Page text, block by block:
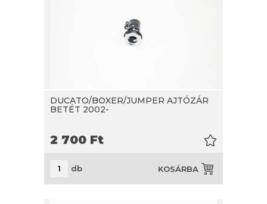
DUCATO/BOXER/JUMPER AJTÓZÁR
BETÉT 2002-
2 700 Ft
db KOSÁRBA